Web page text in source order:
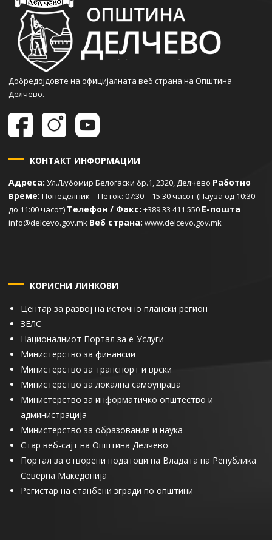
Добредојдовте на официјалната веб страна на Општина
Делчево.
КОНТАКТ ИНФОРМАЦИИ
Адреса: Ул.Љубомир Белогаски бр.1, 2320, Делчево Работно
време: Понеделник – Петок: 07:30 – 15:30 часот (Пауза од 10:30
до 11:00 часот) Телефон / Факс: +389 33 411 550 Е-пошта
info@delcevo.gov.mk Веб страна: www.delcevo.gov.mk
КОРИСНИ ЛИНКОВИ
Центар за развој на источно плански регион
ЗЕЛС
Националниот Портал за е-Услуги
Министерство за финансии
Министерство за транспорт и врски
Министерство за локална самоуправа
Министерство за информатичко општество и
администрација
Министерство за образование и наука
Стар веб-сајт на Општина Делчево
Портал за отворени податоци на Владата на Република
Северна Македонија
Регистар на станбени згради по општини